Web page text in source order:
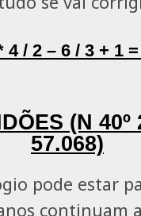
4 / 2 – 6 / 3 + 1
(N 40º
57.068)
pode estar
continuam